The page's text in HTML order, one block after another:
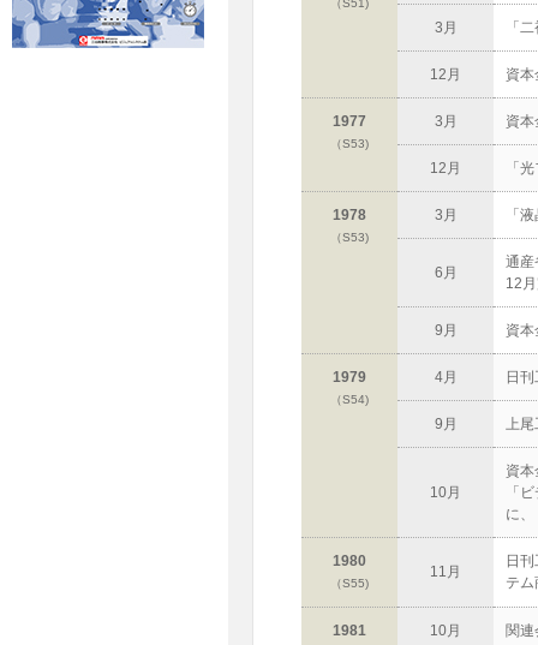
（S51)
3月 「
12月 資
1977
（S53)
3月 資
12月 「
1978
（S53)
3月 「
6月
通産
12
9月 資
1979
（S54)
4月 日
9月 上尾
10月
資
「
に
1980
（S55)
11月
日
テ
1981 10月 関